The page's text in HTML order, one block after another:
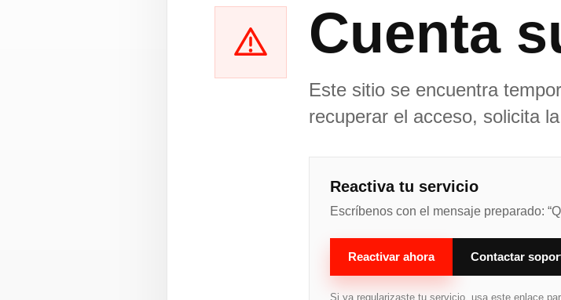
Cuenta
Este sitio se encuentra
recuperar el acceso, solicita
Reactiva tu servicio
Escríbenos con el mensaje preparado:
Reactivar ahora Contactar
Si ya regularizaste tu servicio, usa este enlace